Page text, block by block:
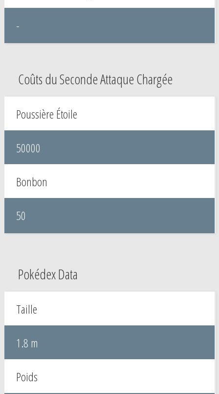
-
Coûts du Seconde Attaque Chargée
Poussière Étoile
50000
Bonbon
50
Pokédex Data
Taille
1.8 m
Poids